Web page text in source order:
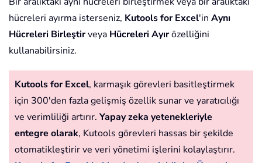
hücreleri ayırma isterseniz, Kutools for Excel'in Aynı
Hücreleri Birleştirveya Hücreleri Ayırözelliğini
kullanabilirsiniz.
Kutools for Excel, karmaşık görevleri basitleştirmek
için 300'den fazla gelişmiş özellik sunar ve yaratıcılığı
ve verimliliği artırır. Yapay zeka yetenekleriyle
entegre olarak, Kutools görevleri hassas bir şekilde
otomatikleştirir ve veri yönetimi işlerini kolaylaştırır.